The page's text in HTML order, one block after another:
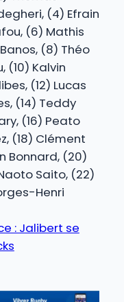
(4) Efrain
(6) Mathis
(8) Théo
(10) Kalvin
(12) Lucas
(14) Teddy
(16) Peato
(18) Clément
Bonnard, (20)
Saito, (22)
Henri
: Jalibert se